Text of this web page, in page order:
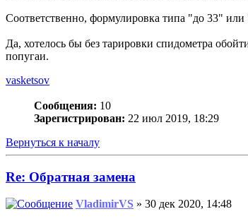
Соответственно, формулировка типа "до 33"
Да, хотелось бы без тарировки спидометра
попугаи.
vasketsov
Сообщения: 10
Зарегистрирован: 22 июл 2019, 18:29
Вернуться к началу
Re: Обратная замена
VladimirVS » 30 дек 2020, 14:48